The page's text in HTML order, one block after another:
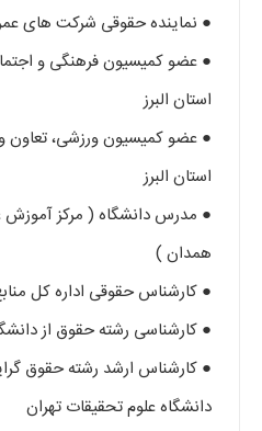
● نماینده حقوقی شرکت های
● عضو کمیسیون فرهنگی و
استان البرز
● عضو کمیسیون ورزشی، تعاون و
استان البرز
● مدرس دانشگاه ( مرکز آموزش
همدان )
● کارشناس حقوقی اداره کل
● کارشناسی رشته حقوق از
● کارشناس ارشد رشته حقوق
دانشگاه علوم تحقیقات تهران